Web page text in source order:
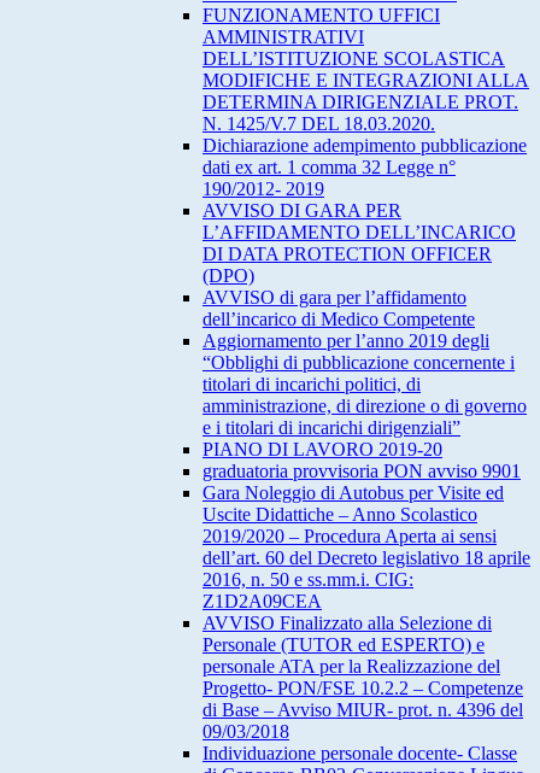
FUNZIONAMENTO UFFICI
AMMINISTRATIVI
DELL’ISTITUZIONE SCOLASTICA
MODIFICHE E INTEGRAZIONI ALLA
DETERMINA DIRIGENZIALE PROT.
N. 1425/V.7 DEL 18.03.2020.
Dichiarazione adempimento pubblicazione
dati ex art. 1 comma 32 Legge n°
190/2012- 2019
AVVISO DI GARA PER
L’AFFIDAMENTO DELL’INCARICO
DI DATA PROTECTION OFFICER
(DPO)
AVVISO di gara per l’affidamento
dell’incarico di Medico Competente
Aggiornamento per l’anno 2019 degli
“Obblighi di pubblicazione concernente i
titolari di incarichi politici, di
amministrazione, di direzione o di governo
e i titolari di incarichi dirigenziali”
PIANO DI LAVORO 2019-20
graduatoria provvisoria PON avviso 9901
Gara Noleggio di Autobus per Visite ed
Uscite Didattiche – Anno Scolastico
2019/2020 – Procedura Aperta ai sensi
dell’art. 60 del Decreto legislativo 18 aprile
2016, n. 50 e ss.mm.i. CIG:
Z1D2A09CEA
AVVISO Finalizzato alla Selezione di
Personale (TUTOR ed ESPERTO) e
personale ATA per la Realizzazione del
Progetto- PON/FSE 10.2.2 – Competenze
di Base – Avviso MIUR- prot. n. 4396 del
09/03/2018
Individuazione personale docente- Classe